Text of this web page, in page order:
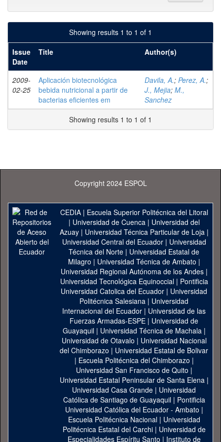
Showing results 1 to 1 of 1
Issue
Date
Title Author(s)
2009-
02-25
Aplicación biotecnológica
bebida nutricional a partir de
bacterias eficientes em
Davila, A.; Perez, A.;
J., Mejia; M.,
Sanchez
Showing results 1 to 1 of 1
Copyright 2024 ESPOL
CEDIA| Escuela Superior Politécnica del Litoral
| Universidad de Cuenca| Universidad del
Azuay| Universidad Técnica Particular de Loja|
Universidad Central del Ecuador| Universidad
Técnica del Norte | Universidad Estatal de
Milagro | Universidad Técnica de Ambato |
Universidad Regional Autónoma de los Andes|
Universidad Tecnológica Equinoccial| Pontificia
Universidad Catolica del Ecuador | Universidad
Politécnica Salesiana | Universidad
Internacional del Ecuador | Universidad de las
Fuerzas Armadas-ESPE | Universidad de
Guayaquil| Universidad Técnica de Machala|
Universidad de Otavalo | Universidad Nacional
del Chimborazo | Universidad Estatal de Bolivar
| Escuela Politécnica del Chimborazo |
Universidad San Francisco de Quito |
Universidad Estatal Peninsular de Santa Elena|
Universidad Casa Grande | Universidad
Católica de Santiago de Guayaquil| Pontificia
Universidad Católica del Ecuador - Ambato |
Escuela Politécnica Nacional| Universidad
Politécnica Estatal del Carchi| Universidad de
Especialidades Espíritu Santo | Instituto de